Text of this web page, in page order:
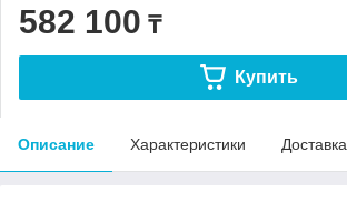
582 100 ₸
Купить
Описание Характеристики Доставка